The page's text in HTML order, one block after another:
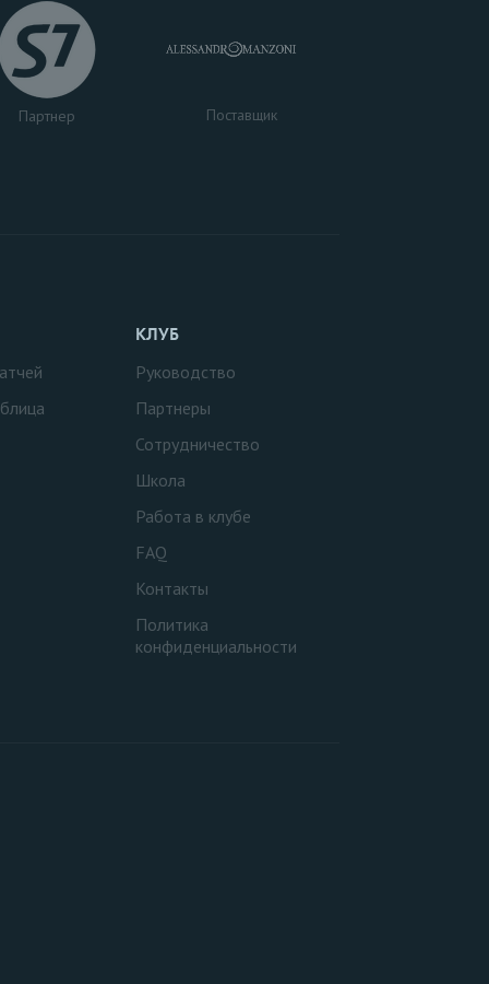
Партнер Поставщик
КЛУБ
Руководство
Партнеры
Сотрудничество
Школа
Работа в клубе
FAQ
Контакты
Политика
конфиденциальности